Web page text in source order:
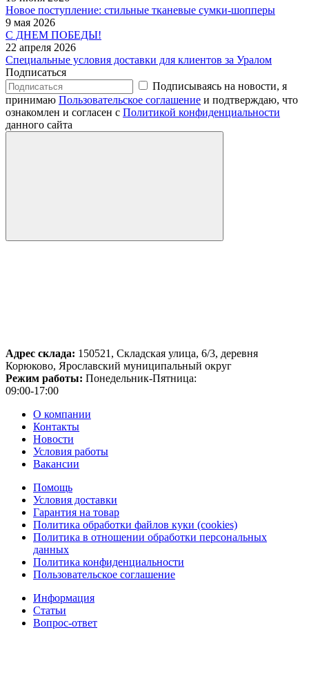
Новое поступление: стильные тканевые сумки-шопперы
9 мая 2026
С ДНЕМ ПОБЕДЫ!
22 апреля 2026
Специальные условия доставки для клиентов за Уралом
Подписаться
Подписываясь на новости, я
принимаю Пользовательское соглашение и подтверждаю, что
ознакомлен и согласен с Политикой конфиденциальности
данного сайта
Адрес склада: 150521, Складская улица, 6/3, деревня
Корюково, Ярославский муниципальный округ
Режим работы: Понедельник-Пятница:
09:00-17:00
О компании
Контакты
Новости
Условия работы
Вакансии
Помощь
Условия доставки
Гарантия на товар
Политика обработки файлов куки (cookies)
Политика в отношении обработки персональных
данных
Политика конфиденциальности
Пользовательское соглашение
Информация
Статьи
Вопрос-ответ